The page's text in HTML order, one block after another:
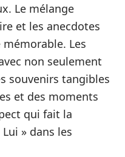
Le mélange
et les anecdotes
Les
non seulement
souvenirs tangibles
et des moments
qui fait la
» dans les